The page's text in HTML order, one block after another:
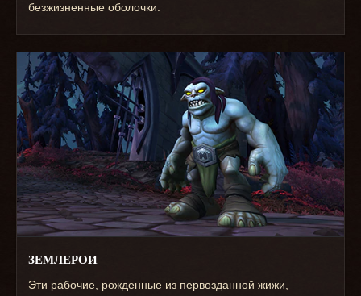
безжизненные оболочки.
ЗЕМЛЕРОИ
Эти рабочие, рожденные из первозданной жижи,